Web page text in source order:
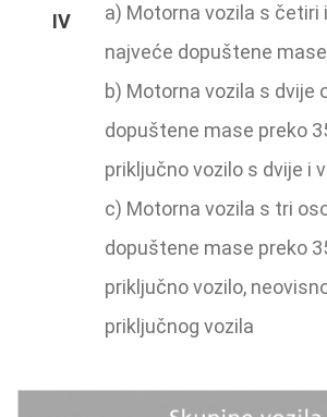
a) Motorna vozila s četiri
najveće dopuštene
b) Motorna vozila s dvije
dopuštene mase preko
priključno vozilo s dvije i
c) Motorna vozila s tri
dopuštene mase preko
priključno vozilo,
priključnog vozila